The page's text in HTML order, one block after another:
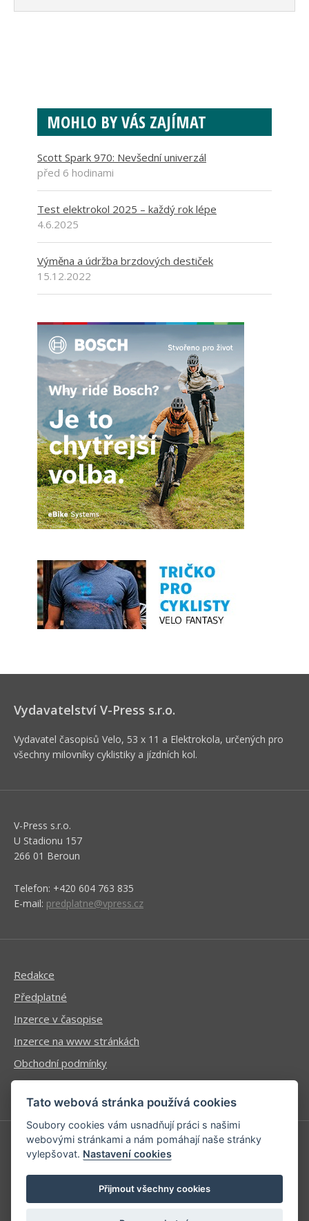
MOHLO BY VÁS ZAJÍMAT
Scott Spark 970: Nevšední univerzál
před 6 hodinami
Test elektrokol 2025 – každý rok lépe
4.6.2025
Výměna a údržba brzdových destiček
15.12.2022
Vydavatelství V-Press s.r.o.
Vydavatel časopisů Velo, 53 x 11 a Elektrokola, určených pro
všechny milovníky cyklistiky a jízdních kol.
V-Press s.r.o.
U Stadionu 157
266 01 Beroun
Telefon: +420 604 763 835
E-mail: predplatne@vpress.cz
Redakce
Předplatné
Inzerce v časopise
Inzerce na www stránkách
Obchodní podmínky
Ochrana osobních údajů
Příhlášení | Registrace
Kontaktní informace
Mapa stránek
Tato webová stránka používá cookies
Soubory cookies vám usnadňují práci s našimi
webovými stránkami a nám pomáhají naše stránky
vylepšovat. Nastavení cookies
Přijmout všechny cookies